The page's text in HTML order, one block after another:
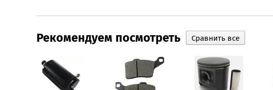
Рекомендуем посмотреть